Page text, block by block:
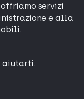
servizi
e alla
aiutarti.